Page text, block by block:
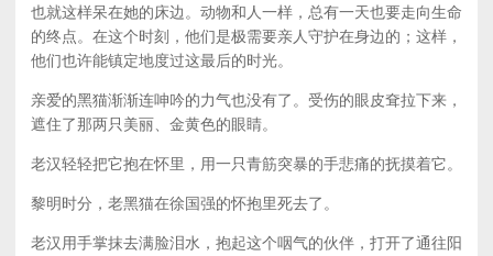
也就这样呆在她的床边。动物和人一样，总有一天也要走向生命
的终点。在这个时刻，他们是极需要亲人守护在身边的；这样，
他们也许能镇定地度过这最后的时光。
亲爱的黑猫渐渐连呻吟的力气也没有了。受伤的眼皮耷拉下来，
遮住了那两只美丽、金黄色的眼睛。
老汉轻轻把它抱在怀里，用一只青筋突暴的手悲痛的抚摸着它。
黎明时分，老黑猫在徐国强的怀抱里死去了。
老汉用手掌抹去满脸泪水，抱起这个咽气的伙伴，打开了通往阳